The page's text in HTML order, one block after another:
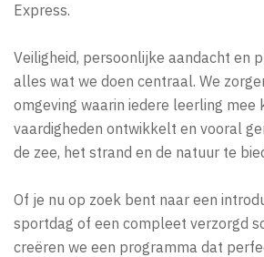
Express.
Veiligheid, persoonlijke aandacht en
alles wat we doen centraal. We
omgeving waarin iedere leerling mee
vaardigheden ontwikkelt en vooral
de zee, het strand en de natuur te
Of je nu op zoek bent naar een
sportdag of een compleet verzorgd
creëren we een programma dat